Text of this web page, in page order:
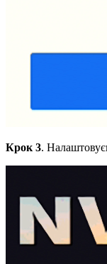
Крок 3.